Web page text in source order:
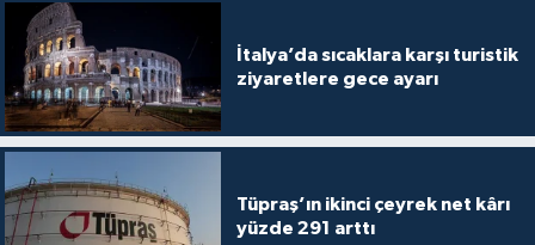
İtalya’da sıcaklara karşı turistik
ziyaretlere gece ayarı
Tüpraş’ın ikinci çeyrek net kârı
yüzde 291 arttı